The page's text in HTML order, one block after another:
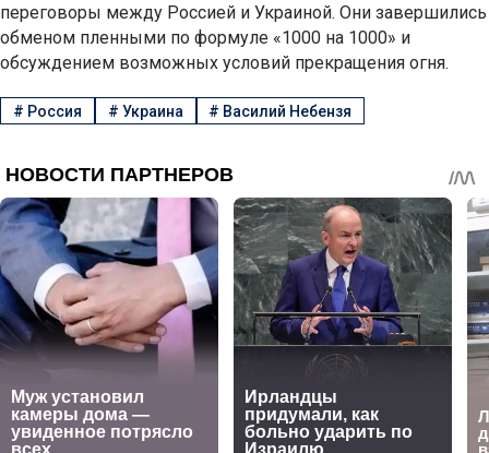
переговоры между Россией и Украиной. Они завершились
обменом пленными по формуле «1000 на 1000» и
обсуждением возможных условий прекращения огня.
# Россия # Украина # Василий Небензя